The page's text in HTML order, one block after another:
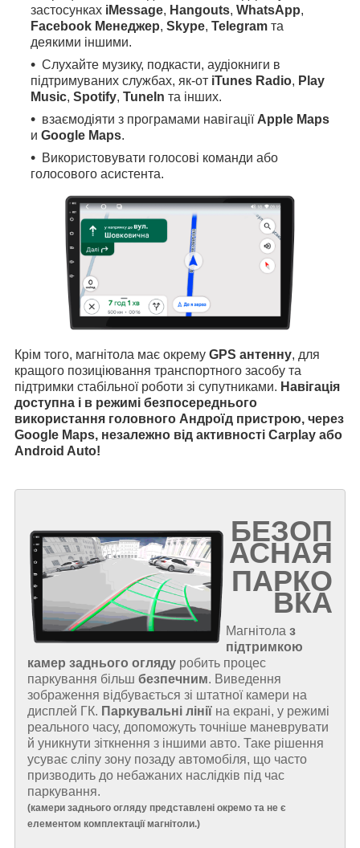
застосунках iMessage, Hangouts, WhatsApp,
Facebook Менеджер, Skype, Telegram та
деякими іншими.
Слухайте музику, подкасти, аудіокниги в
підтримуваних службах, як-от iTunes Radio, Play
Music, Spotify, TuneIn та інших.
взаємодіяти з програмами навігації Apple Maps
и Google Maps.
Використовувати голосові команди або
голосового асистента.
Крім того, магнітола має окрему GPS антенну, для
кращого позиціювання транспортного засобу та
підтримки стабільної роботи зі супутниками. Навігація
доступна і в режимі безпосереднього
використання головного Андроїд пристрою, через
Google Maps, незалежно від активності Carplay або
Android Auto!
БЕЗОП
АСНАЯ
ПАРКО
ВКА
Магнітола з
підтримкою
камер заднього огляду робить процес
паркування більш безпечним. Виведення
зображення відбувається зі штатної камери на
дисплей ГК. Паркувальні лінії на екрані, у режимі
реального часу, допоможуть точніше маневрувати
й уникнути зіткнення з іншими авто. Таке рішення
усуває сліпу зону позаду автомобіля, що часто
призводить до небажаних наслідків під час
паркування.
(камери заднього огляду представлені окремо та не є
елементом комплектації магнітоли.)